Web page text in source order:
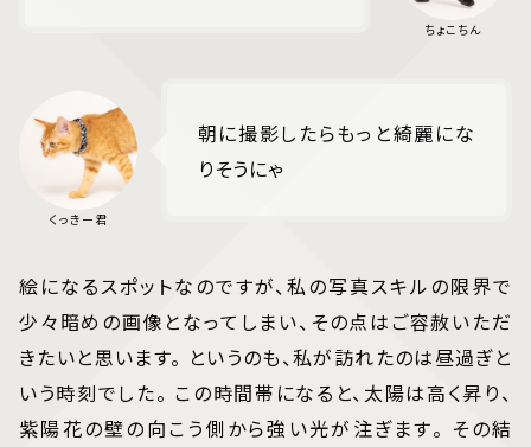
朝に撮影したらもっと綺麗にな
りそうにゃ
絵になるスポットなのですが、私の写真スキルの限界で
少々暗めの画像となってしまい、その点はご容赦いただ
きたいと思います。 というのも、私が訪れたのは昼過ぎと
いう時刻でした。 この時間帯になると、太陽は高く昇り、
紫陽花の壁の向こう側から強い光が注ぎます。 その結